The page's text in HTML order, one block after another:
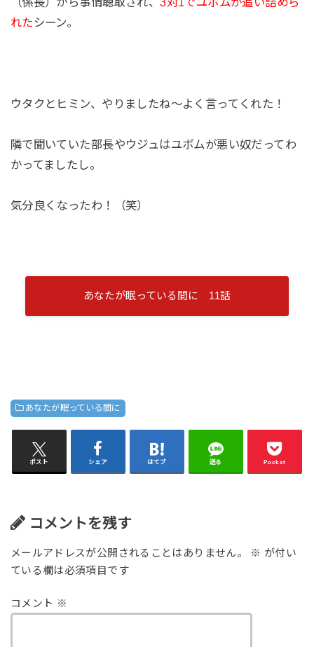
れた シーン。
ウタクとヒミン、やりましたね～よく言ってくれた！
隣で聞いていた部長やウジュはユボムが悪い奴だってわ
かってましたし。
気分良くなったわ！（笑）
あなたが眠っている間に 11話
あなたが眠っている間に
ポスト シェア はてブ 送る Pocket
コメントを残す
メールアドレスが公開されることはありません。 ※ が付い
ている欄は必須項目です
コメント ※